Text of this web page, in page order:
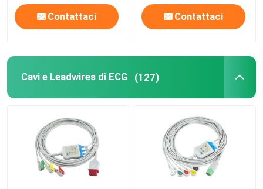
Contattaci Contattaci
Cavi e Leadwires di ECG (127)